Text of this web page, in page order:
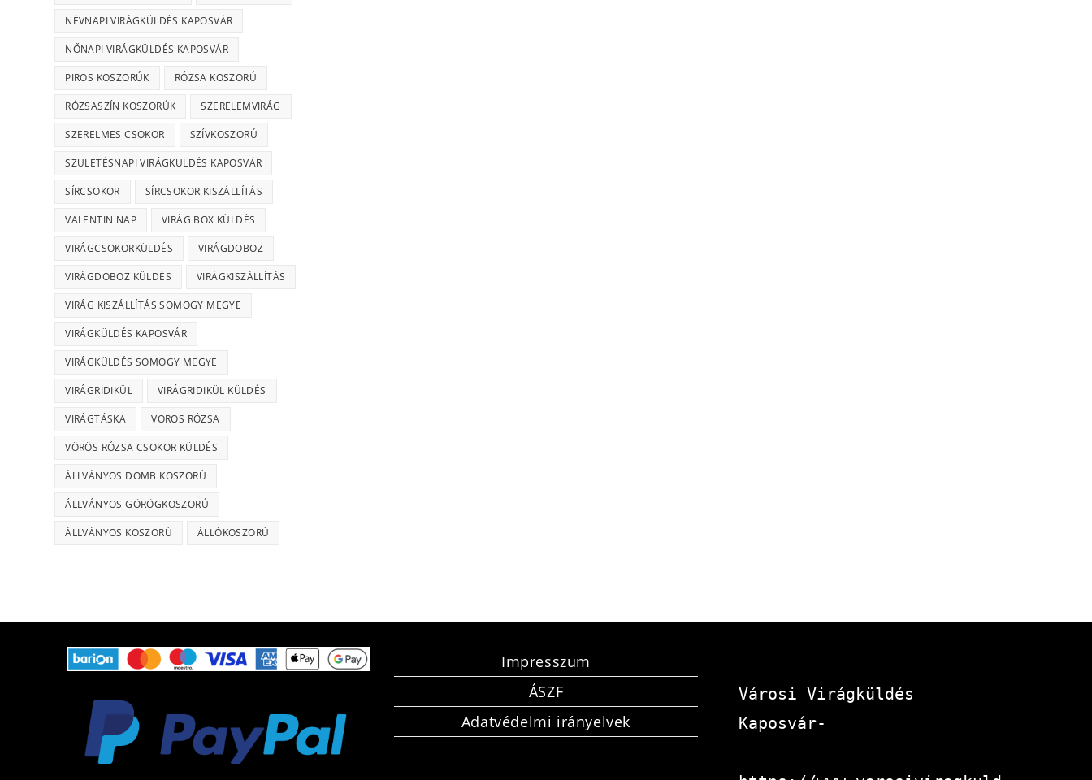
NÉVNAPI VIRÁGKÜLDÉS KAPOSVÁR
NŐNAPI VIRÁGKÜLDÉS KAPOSVÁR
PIROS KOSZORÚK RÓZSA KOSZORÚ
RÓZSASZÍN KOSZORÚK SZERELEMVIRÁG
SZERELMES CSOKOR SZÍVKOSZORÚ
SZÜLETÉSNAPI VIRÁGKÜLDÉS KAPOSVÁR
SÍRCSOKOR SÍRCSOKOR KISZÁLLÍTÁS
VALENTIN NAP VIRÁG BOX KÜLDÉS
VIRÁGCSOKORKÜLDÉS VIRÁGDOBOZ
VIRÁGDOBOZ KÜLDÉS VIRÁGKISZÁLLÍTÁS
VIRÁG KISZÁLLÍTÁS SOMOGY MEGYE
VIRÁGKÜLDÉS KAPOSVÁR
VIRÁGKÜLDÉS SOMOGY MEGYE
VIRÁGRIDIKÜL VIRÁGRIDIKÜL KÜLDÉS
VIRÁGTÁSKA VÖRÖS RÓZSA
VÖRÖS RÓZSA CSOKOR KÜLDÉS
ÁLLVÁNYOS DOMB KOSZORÚ
ÁLLVÁNYOS GÖRÖGKOSZORÚ
ÁLLVÁNYOS KOSZORÚ ÁLLÓKOSZORÚ
Impresszum
ÁSZF
Adatvédelmi irányelvek
Városi Virágküldés
Kaposvár-